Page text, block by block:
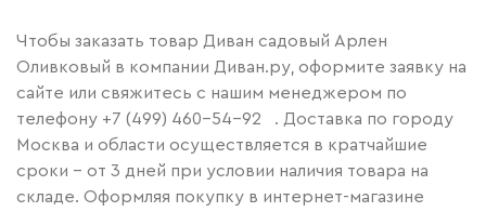
Чтобы заказать товар Диван садовый Арлен
Оливковый в компании Диван.ру, оформите заявку на
сайте или свяжитесь с нашим менеджером по
телефону +7 (499) 460-54-92
. Доставка по городу
Москва и области осуществляется в кратчайшие
сроки – от 3 дней при условии наличия товара на
складе. Оформляя покупку в интернет-магазине